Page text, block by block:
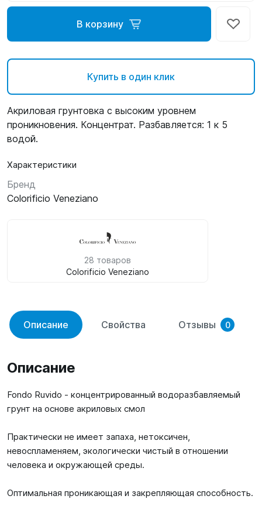
В корзину
Купить в один клик
Акриловая грунтовка с высоким уровнем
проникновения. Концентрат. Разбавляется: 1 к 5
водой.
Характеристики
Бренд
Colorificio Veneziano
28 товаров
Colorificio Veneziano
Описание Свойства Отзывы 0
Описание
Fondo Ruvido - концентрированный водоразбавляемый
грунт на основе акриловых смол
Практически не имеет запаха, нетоксичен,
невоспламеняем, экологически чистый в отношении
человека и окружающей среды.
Оптимальная проникающая и закрепляющая способность.